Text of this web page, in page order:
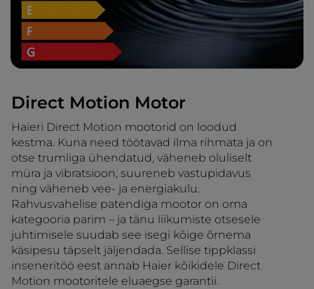
Direct Motion Motor
Haieri Direct Motion mootorid on loodud
kestma. Kuna need töötavad ilma rihmata ja on
otse trumliga ühendatud, väheneb oluliselt
müra ja vibratsioon, suureneb vastupidavus
ning väheneb vee- ja energiakulu.
Rahvusvahelise patendiga mootor on oma
kategooria parim – ja tänu liikumiste otsesele
juhtimisele suudab see isegi kõige õrnema
käsipesu täpselt jäljendada. Sellise tippklassi
inseneritöö eest annab Haier kõikidele Direct
Motion mootoritele eluaegse garantii.